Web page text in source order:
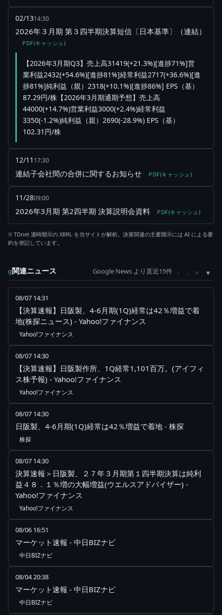
02/1314:30
2026年３月期 第３四半期決算短信〔日本基準〕（連結）
PDF(キャッシュ)
【2026年3月期Q3】売上高31419(+21.3%)[進捗71%]営
業利益2432(+54.6%)[進捗81%]経常利益2717(+36.6%)[進
捗81%]純利益（親）2318(+10.1%)[進捗86%] EPS（基）
87.29円/株【2026年3月期通期予想】売上高
44000(+14.7%)営業利益3000(+2.4%)経常利益
3350(-1.2%)純利益（親）2690(-28.9%) EPS（基）
102.31円/株
12/11 17:30
連結子会社間の合併に関するお知らせ PDF(キャッシュ)
11/2809:00
2026年3月期 第2四半期 決算説明会資料 PDF(キャッシュ)
※ TDnet 適時開示の XBRL を当サイトが解析。決算関連の主要開示には AI による要
約を併記しています。
g関連ニュース Google News より直近15件 ↑ ↓ ×
08/07 14:31
【決算速報】日阪製、4-6月期(1Q)経常は42％増益で着
地(株探ニュース) - Yahoo!ファイナンス
Yahoo!ファイナンス
08/07 14:30
【決算速報】日阪製作所、1Q経常1,101百万。(アイフィ
ス株予報) - Yahoo!ファイナンス
Yahoo!ファイナンス
08/07 14:30
日阪製、4-6月期(1Q)経常は42％増益で着地 - 株探
株探
08/07 14:30
決算速報＞日阪製、２７年３月期第１四半期決算は純利
益４８．１％増の大幅増益(ウエルスアドバイザー) -
Yahoo!ファイナンス
Yahoo!ファイナンス
08/06 16:51
マーケット速報 - 中日BIZナビ
中日BIZナビ
08/04 20:38
マーケット速報 - 中日BIZナビ
中日BIZナビ